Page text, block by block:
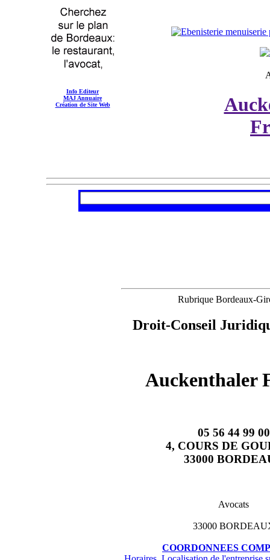
Info Editeur
MAJ Annuaire
Création de Site Web
Rubrique Bordeaux-
Droit-Conseil
Auckenthaler
05 56 44 99 00
4, COURS DE
33000
Avocats
33000
COORDONNEES